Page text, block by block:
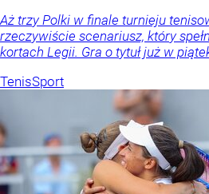
Aż trzy Polki w finale turnieju
rzeczywiście scenariusz, który
kortach Legii. Gra o tytuł już w
TenisSport